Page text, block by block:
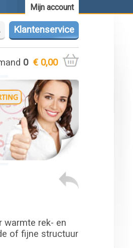
Mijn account
Klantenservice
0 € 0,00
warmte rek- en
of fijne structuur